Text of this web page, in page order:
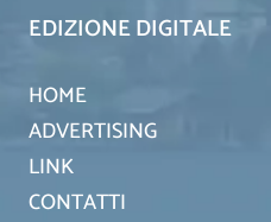
EDIZIONE DIGITALE
HOME
ADVERTISING
LINK
CONTATTI